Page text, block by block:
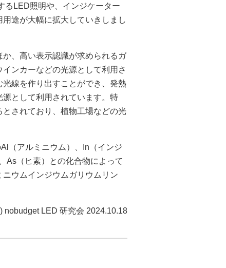
るLED照明や、インジケーター
途が大幅に拡大していきしまし
、高い表示認識が求められるガ
ンカーなどの光源として利用さ
線を作り出すことができ、発熱
として利用されています。特
されており、植物工場などの光
（アルミニウム）、In（インジ
As（ヒ素）との化合物によって
ウムインジウムガリウムリン
nobudget LED 研究会 2024.10.18